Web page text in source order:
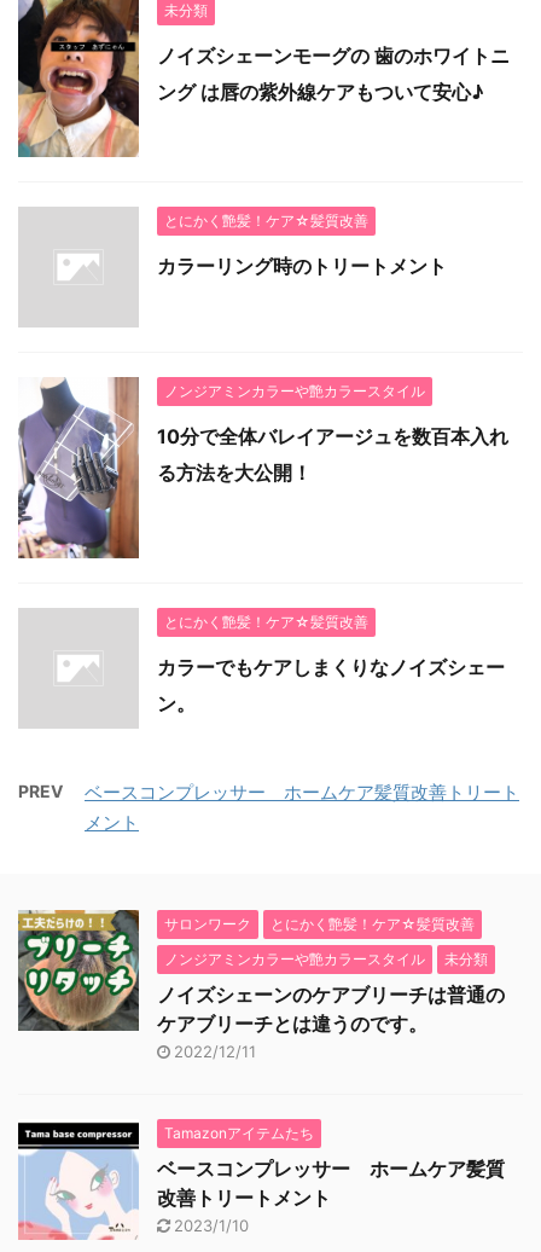
未分類
ノイズシェーンモーグの 歯のホワイトニ
ング は唇の紫外線ケアもついて安心♪
とにかく艶髪！ケア☆髪質改善
カラーリング時のトリートメント
ノンジアミンカラーや艶カラースタイル
10分で全体バレイアージュを数百本入れ
る方法を大公開！
とにかく艶髪！ケア☆髪質改善
カラーでもケアしまくりなノイズシェー
ン。
PREV
ベースコンプレッサー ホームケア髪質改善トリート
メント
サロンワーク
とにかく艶髪！ケア☆髪質改善
ノンジアミンカラーや艶カラースタイル
未分類
ノイズシェーンのケアブリーチは普通の
ケアブリーチとは違うのです。
2022/12/11
Tamazonアイテムたち
ベースコンプレッサー ホームケア髪質
改善トリートメント
2023/1/10